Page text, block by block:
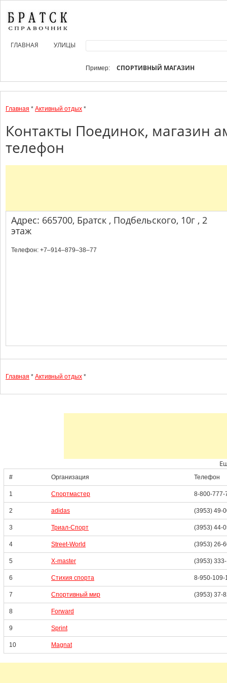
ГЛАВНАЯ УЛИЦЫ
Пример: СПОРТИВНЫЙ МАГАЗИН
Главная * Активный отдых *
Контакты Поединок, магазин
телефон
Адрес: 665700, Братск , Подбельского, 10г , 2
этаж
Телефон: +7‒914‒879‒38‒77
Главная * Активный отдых *
# Организация Телефон
1 Спортмастер 8-800-777-
2 adidas (3953) 49-
3 Триал-Спорт (3953) 44-
4 Street-World (3953) 26-
5 X-master (3953)
6 Стихия спорта 8-950-109-
7 Спортивный мир (3953) 37-
8 Forward
9 Sprint
10 Magnat